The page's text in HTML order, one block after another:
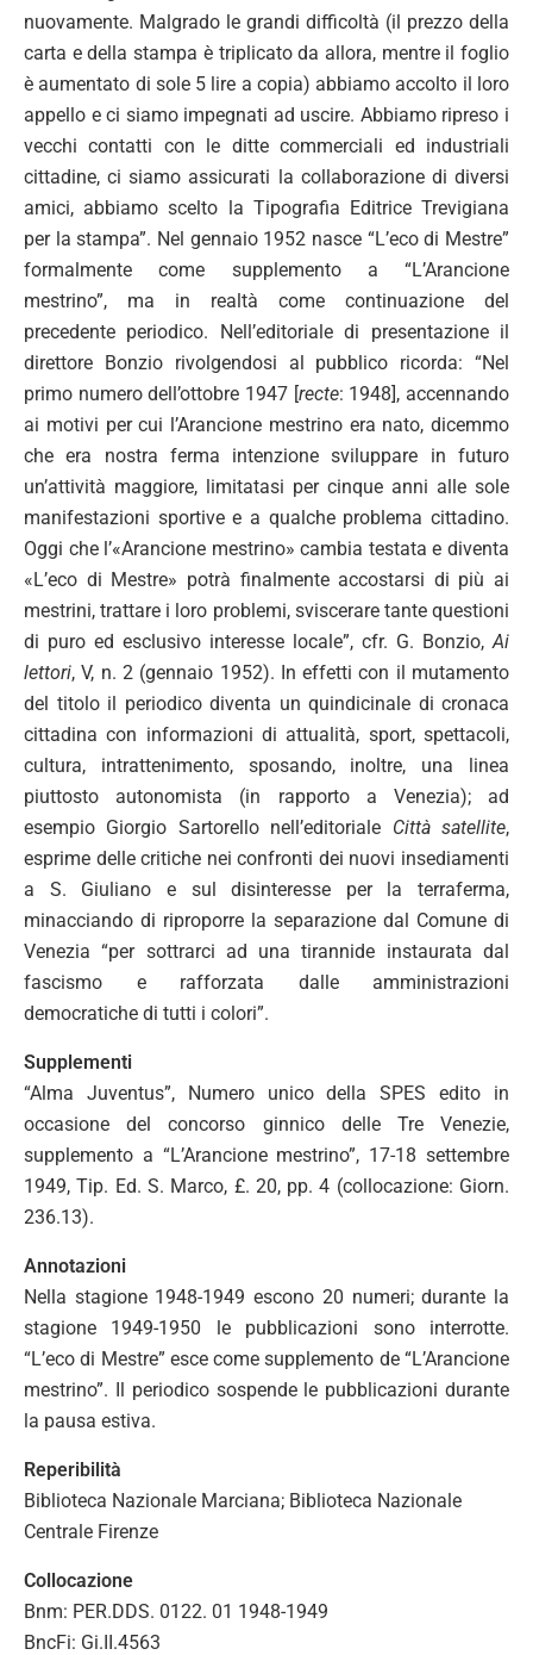
nuovamente. Malgrado le grandi difficoltà (il prezzo della
carta e della stampa è triplicato da allora, mentre il foglio
è aumentato di sole 5 lire a copia) abbiamo accolto il loro
appello e ci siamo impegnati ad uscire. Abbiamo ripreso i
vecchi contatti con le ditte commerciali ed industriali
cittadine, ci siamo assicurati la collaborazione di diversi
amici, abbiamo scelto la Tipografia Editrice Trevigiana
per la stampa”. Nel gennaio 1952 nasce “L’eco di Mestre”
formalmente come supplemento a “L’Arancione
mestrino”, ma in realtà come continuazione del
precedente periodico. Nell’editoriale di presentazione il
direttore Bonzio rivolgendosi al pubblico ricorda: “Nel
primo numero dell’ottobre 1947 [recte: 1948], accennando
ai motivi per cui l’Arancione mestrino era nato, dicemmo
che era nostra ferma intenzione sviluppare in futuro
un’attività maggiore, limitatasi per cinque anni alle sole
manifestazioni sportive e a qualche problema cittadino.
Oggi che l’«Arancione mestrino» cambia testata e diventa
«L’eco di Mestre» potrà finalmente accostarsi di più ai
mestrini, trattare i loro problemi, sviscerare tante questioni
di puro ed esclusivo interesse locale”, cfr. G. Bonzio, Ai
lettori, V, n. 2 (gennaio 1952). In effetti con il mutamento
del titolo il periodico diventa un quindicinale di cronaca
cittadina con informazioni di attualità, sport, spettacoli,
cultura, intrattenimento, sposando, inoltre, una linea
piuttosto autonomista (in rapporto a Venezia); ad
esempio Giorgio Sartorello nell’editoriale Città satellite,
esprime delle critiche nei confronti dei nuovi insediamenti
a S. Giuliano e sul disinteresse per la terraferma,
minacciando di riproporre la separazione dal Comune di
Venezia “per sottrarci ad una tirannide instaurata dal
fascismo e rafforzata dalle amministrazioni
democratiche di tutti i colori”.
Supplementi
“Alma Juventus”, Numero unico della SPES edito in
occasione del concorso ginnico delle Tre Venezie,
supplemento a “L’Arancione mestrino”, 17-18 settembre
1949, Tip. Ed. S. Marco, £. 20, pp. 4 (collocazione: Giorn.
236.13).
Annotazioni
Nella stagione 1948-1949 escono 20 numeri; durante la
stagione 1949-1950 le pubblicazioni sono interrotte.
“L’eco di Mestre” esce come supplemento de “L’Arancione
mestrino”. Il periodico sospende le pubblicazioni durante
la pausa estiva.
Reperibilità
Biblioteca Nazionale Marciana; Biblioteca Nazionale
Centrale Firenze
Collocazione
Bnm: PER.DDS. 0122. 01 1948-1949
BncFi: Gi.II.4563